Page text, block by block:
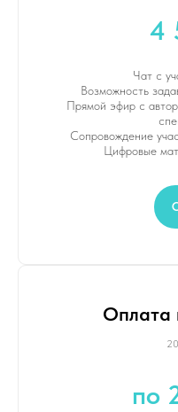
4
Чат с
Возможность
Прямой эфир с
Сопровождение
Цифровые
Оплата
по